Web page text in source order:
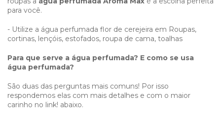
para você.
- Utilize a água perfumada flor de cerejeira em Roupas,
cortinas, lençóis, estofados, roupa de cama, toalhas
Para que serve a água perfumada? E como se usa
água perfumada?
São duas das perguntas mais comuns! Por isso
respondemos elas com mais detalhes e com o maior
carinho no link! abaixo.